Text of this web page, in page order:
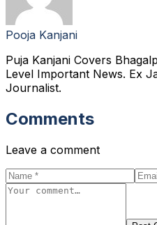
Pooja Kanjani
Puja Kanjani Covers
Level Important News. Ex
Journalist.
Comments
Leave a comment